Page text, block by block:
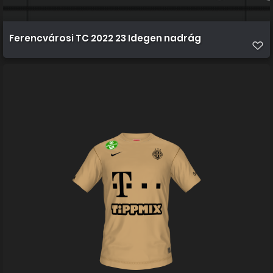
Ferencvárosi TC 2022 23 Idegen nadrág